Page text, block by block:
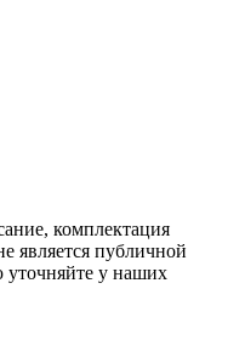
комплектация
является публичной
у наших